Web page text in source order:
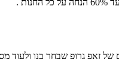
.
של זאפ גרופ שבחר בנו ולעוד